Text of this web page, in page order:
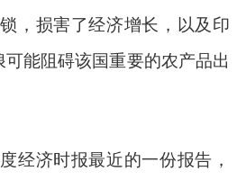
，损害了经济增长，以及印
能阻碍该国重要的农产品出
经济时报最近的一份报告，